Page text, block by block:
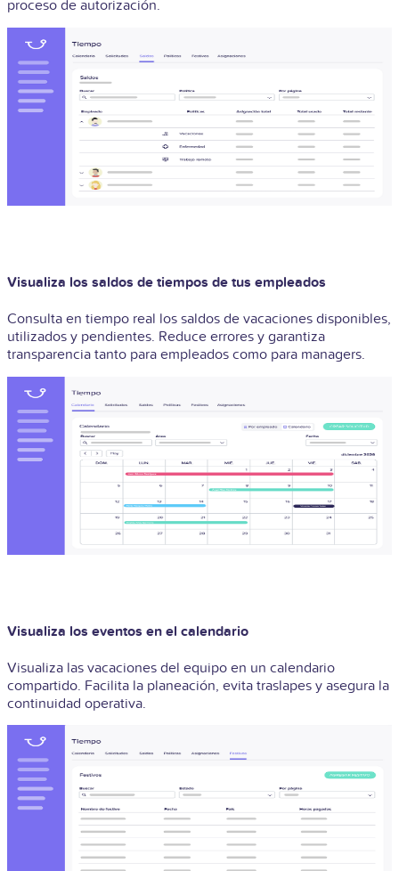
proceso de autorización.
Visualiza los saldos de tiempos de tus empleados
Consulta en tiempo real los saldos de vacaciones disponibles,
utilizados y pendientes. Reduce errores y garantiza
transparencia tanto para empleados como para managers.
Visualiza los eventos en el calendario
Visualiza las vacaciones del equipo en un calendario
compartido. Facilita la planeación, evita traslapes y asegura la
continuidad operativa.